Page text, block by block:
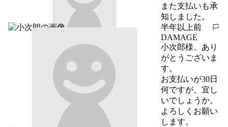
また支払いも承
知しました。
半年以上前
報告する
DAMAGE
小次郎様、あり
がとうございま
す。
お支払いが30日
何ですが、宜し
いでしょうか。
よろしくお願い
します。